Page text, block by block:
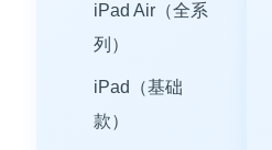
iPad Air（全系
列）
iPad（基础
款）